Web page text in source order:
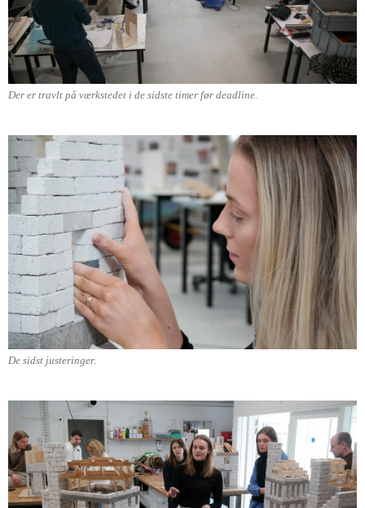
Der er travlt på værkstedet i de sidste timer før deadline.
De sidst justeringer.